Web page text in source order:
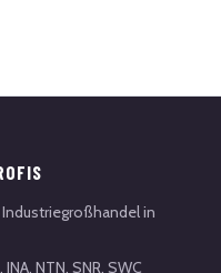
in
NTN, SNR, SWC